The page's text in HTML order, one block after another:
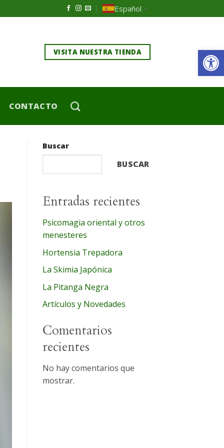
Español ▼
VISITA NUESTRA TIENDA
CONTACTO
Buscar
BUSCAR
Entradas recientes
Psicomagia oriental y otros
menesteres
Hortensia Trepadora
La Skimia Japónica
La Pitanga Negra
Artículos y Novedades
Comentarios
recientes
No hay comentarios que
mostrar.